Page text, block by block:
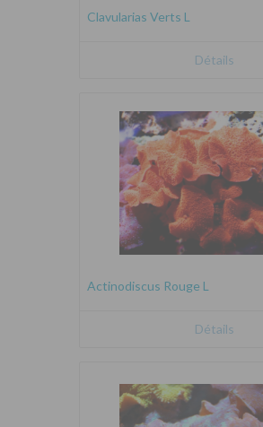
Clavularias Verts L
Détails
Actinodiscus Rouge L
Détails